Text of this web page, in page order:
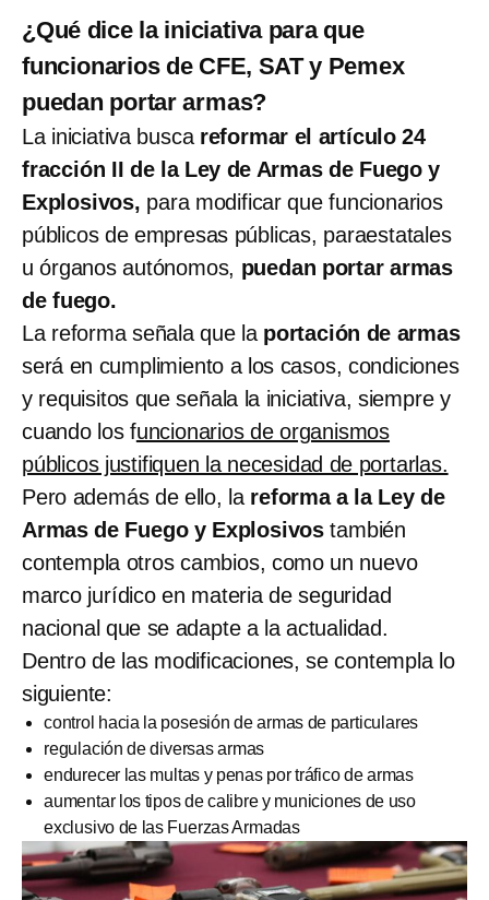
¿Qué dice la iniciativa para que
funcionarios de CFE, SAT y Pemex
puedan portar armas?
La iniciativa busca reformar el artículo 24
fracción II de la Ley de Armas de Fuego y
Explosivos, para modificar que funcionarios
públicos de empresas públicas, paraestatales
u órganos autónomos, puedan portar armas
de fuego.
La reforma señala que la portación de armas
será en cumplimiento a los casos, condiciones
y requisitos que señala la iniciativa, siempre y
cuando los funcionarios de organismos
públicos justifiquen la necesidad de portarlas.
Pero además de ello, la reforma a la Ley de
Armas de Fuego y Explosivos también
contempla otros cambios, como un nuevo
marco jurídico en materia de seguridad
nacional que se adapte a la actualidad.
Dentro de las modificaciones, se contempla lo
siguiente:
control hacia la posesión de armas de particulares
regulación de diversas armas
endurecer las multas y penas por tráfico de armas
aumentar los tipos de calibre y municiones de uso
exclusivo de las Fuerzas Armadas